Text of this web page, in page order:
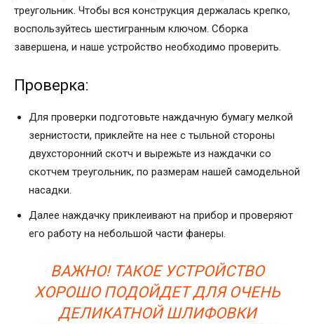
треугольник. Чтобы вся конструкция держалась крепко,
воспользуйтесь шестигранным ключом. Сборка
завершена, и наше устройство необходимо проверить.
Проверка:
Для проверки подготовьте наждачную бумагу мелкой
зернистости, приклейте на нее с тыльной стороны
двухсторонний скотч и вырежьте из наждачки со
скотчем треугольник, по размерам нашей самодельной
насадки.
Далее наждачку приклеивают на прибор и проверяют
его работу на небольшой части фанеры.
ВАЖНО! ТАКОЕ УСТРОЙСТВО
ХОРОШО ПОДОЙДЕТ ДЛЯ ОЧЕНЬ
ДЕЛИКАТНОЙ ШЛИФОВКИ